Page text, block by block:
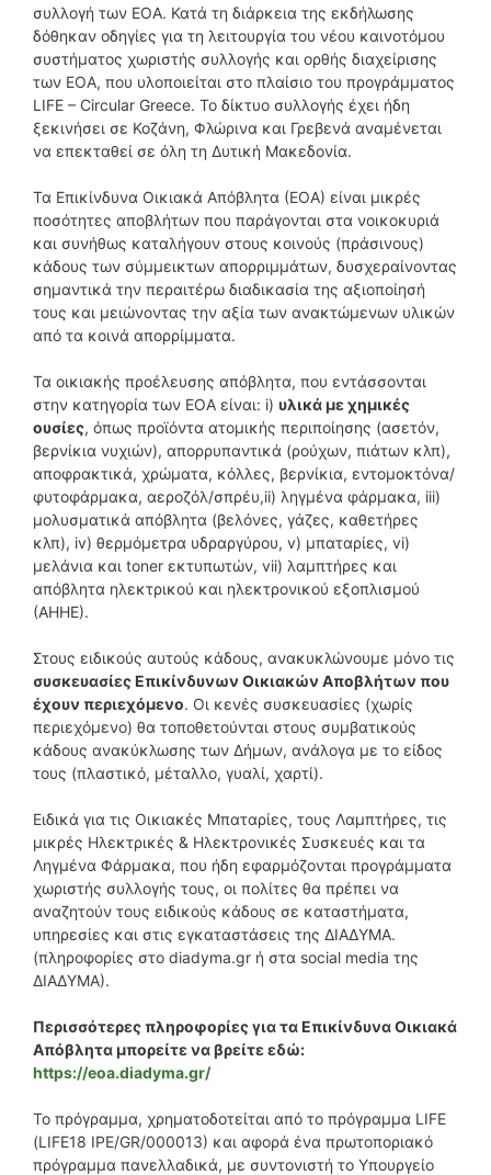
συλλογή των ΕΟΑ. Κατά τη διάρκεια της εκδήλωσης
δόθηκαν οδηγίες για τη λειτουργία του νέου καινοτόμου
συστήματος χωριστής συλλογής και ορθής διαχείρισης
των ΕΟΑ, που υλοποιείται στο πλαίσιο του προγράμματος
LIFE – Circular Greece. Το δίκτυο συλλογής έχει ήδη
ξεκινήσει σε Κοζάνη, Φλώρινα και Γρεβενά αναμένεται
να επεκταθεί σε όλη τη Δυτική Μακεδονία.
Τα Επικίνδυνα Οικιακά Απόβλητα (ΕΟΑ) είναι μικρές
ποσότητες αποβλήτων που παράγονται στα νοικοκυριά
και συνήθως καταλήγουν στους κοινούς (πράσινους)
κάδους των σύμμεικτων απορριμμάτων, δυσχεραίνοντας
σημαντικά την περαιτέρω διαδικασία της αξιοποίησή
τους και μειώνοντας την αξία των ανακτώμενων υλικών
από τα κοινά απορρίμματα.
Τα οικιακής προέλευσης απόβλητα, που εντάσσονται
στην κατηγορία των ΕΟΑ είναι: i) υλικά με χημικές
ουσίες, όπως προϊόντα ατομικής περιποίησης (ασετόν,
βερνίκια νυχιών), απορρυπαντικά (ρούχων, πιάτων κλπ),
αποφρακτικά, χρώματα, κόλλες, βερνίκια, εντομοκτόνα/
φυτοφάρμακα, αεροζόλ/σπρέυ,ii) ληγμένα φάρμακα, iii)
μολυσματικά απόβλητα (βελόνες, γάζες, καθετήρες
κλπ), iv) θερμόμετρα υδραργύρου, v) μπαταρίες, vi)
μελάνια και toner εκτυπωτών, vii) λαμπτήρες και
απόβλητα ηλεκτρικού και ηλεκτρονικού εξοπλισμού
(ΑΗΗΕ).
Στους ειδικούς αυτούς κάδους, ανακυκλώνουμε μόνο τις
συσκευασίες Επικίνδυνων Οικιακών Αποβλήτων που
έχουν περιεχόμενο. Οι κενές συσκευασίες (χωρίς
περιεχόμενο) θα τοποθετούνται στους συμβατικούς
κάδους ανακύκλωσης των Δήμων, ανάλογα με το είδος
τους (πλαστικό, μέταλλο, γυαλί, χαρτί).
Ειδικά για τις Οικιακές Μπαταρίες, τους Λαμπτήρες, τις
μικρές Ηλεκτρικές & Ηλεκτρονικές Συσκευές και τα
Ληγμένα Φάρμακα, που ήδη εφαρμόζονται προγράμματα
χωριστής συλλογής τους, οι πολίτες θα πρέπει να
αναζητούν τους ειδικούς κάδους σε καταστήματα,
υπηρεσίες και στις εγκαταστάσεις της ΔΙΑΔΥΜΑ.
(πληροφορίες στο diadyma.gr ή στα social media της
ΔΙΑΔΥΜΑ).
Περισσότερες πληροφορίες για τα Επικίνδυνα Οικιακά
Απόβλητα μπορείτε να βρείτε εδώ:
https://eoa.diadyma.gr/
Το πρόγραμμα, χρηματοδοτείται από το πρόγραμμα LIFE
(LIFE18 IPE/GR/000013) και αφορά ένα πρωτοποριακό
πρόγραμμα πανελλαδικά, με συντονιστή το Υπουργείο